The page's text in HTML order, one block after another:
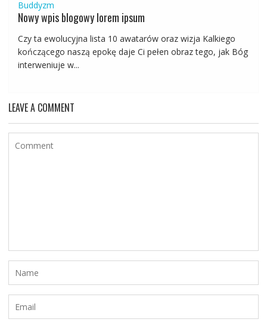
Buddyzm
Nowy wpis blogowy lorem ipsum
Czy ta ewolucyjna lista 10 awatarów oraz wizja Kalkiego
kończącego naszą epokę daje Ci pełen obraz tego, jak Bóg
interweniuje w...
LEAVE A COMMENT